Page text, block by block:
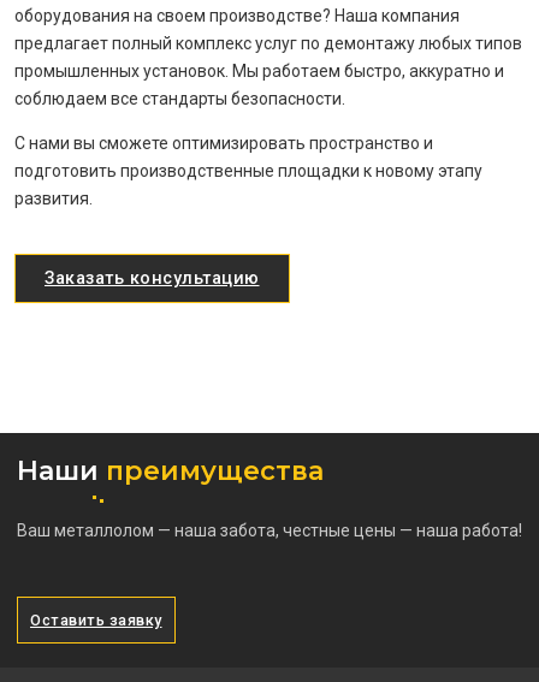
оборудования на своем производстве? Наша компания
предлагает полный комплекс услуг по демонтажу любых типов
промышленных установок. Мы работаем быстро, аккуратно и
соблюдаем все стандарты безопасности.
С нами вы сможете оптимизировать пространство и
подготовить производственные площадки к новому этапу
развития.
Заказать консультацию
Наши преимущества
Ваш металлолом — наша забота, честные цены — наша работа!
Оставить заявку